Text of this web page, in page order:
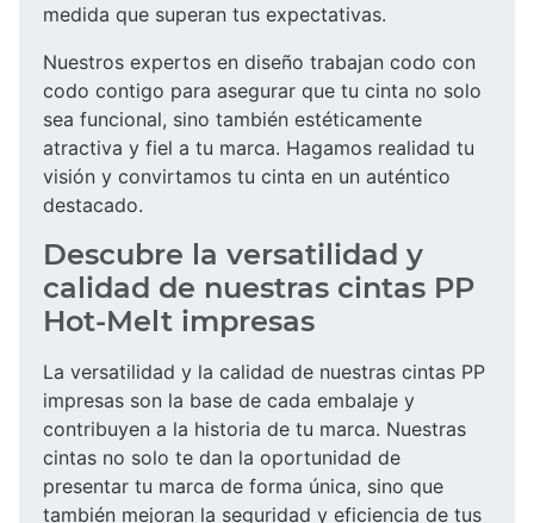
medida que superan tus expectativas.
Nuestros expertos en diseño trabajan codo con
codo contigo para asegurar que tu cinta no solo
sea funcional, sino también estéticamente
atractiva y fiel a tu marca. Hagamos realidad tu
visión y convirtamos tu cinta en un auténtico
destacado.
Descubre la versatilidad y
calidad de nuestras cintas PP
Hot-Melt impresas
La versatilidad y la calidad de nuestras cintas PP
impresas son la base de cada embalaje y
contribuyen a la historia de tu marca. Nuestras
cintas no solo te dan la oportunidad de
presentar tu marca de forma única, sino que
también mejoran la seguridad y eficiencia de tus